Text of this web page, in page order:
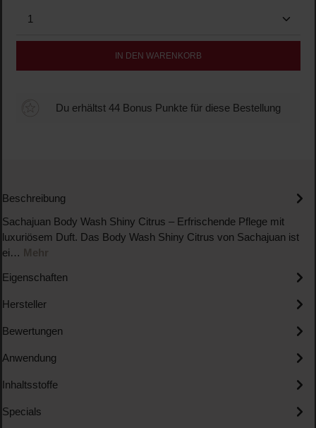
Produkt Anzahl: Gib den gewünschten Wert ein
IN DEN WARENKORB
Du erhältst 44 Bonus Punkte für diese Bestellung
Beschreibung
Sachajuan Body Wash Shiny Citrus – Erfrischende Pflege mit
luxuriösem Duft. Das Body Wash Shiny Citrus von Sachajuan ist
ei… Mehr
Eigenschaften
Hersteller
Bewertungen
Anwendung
Inhaltsstoffe
Specials